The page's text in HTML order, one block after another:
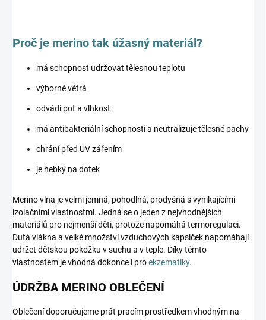
Proč je merino tak úžasný materiál?
má schopnost udržovat tělesnou teplotu
výborně větrá
odvádí pot a vlhkost
má antibakteriální schopnosti a neutralizuje tělesné pachy
chrání před UV zářením
je hebký na dotek
Merino vlna je velmi jemná, pohodlná, prodyšná s vynikajícími
izolačními vlastnostmi. Jedná se o jeden z nejvhodnějších
materiálů pro nejmenší děti, protože napomáhá termoregulaci.
Dutá vlákna a velké množství vzduchových kapsiček napomáhají
udržet dětskou pokožku v suchu a v teple. Díky těmto
vlastnostem je vhodná dokonce i proekzematiky.
ÚDRŽBA MERINO OBLEČENÍ
Oblečení doporučujeme prát pracím prostředkem vhodným na